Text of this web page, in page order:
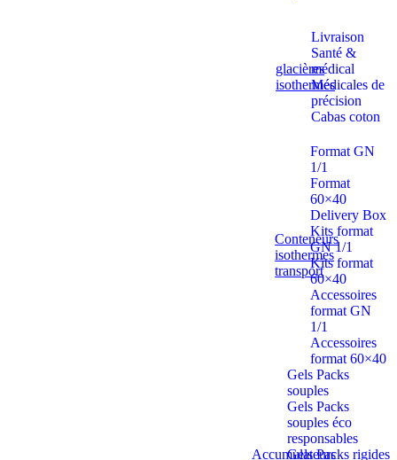
glacières
isothermes
Livraison
Santé &
médical
Médicales de
précision
Cabas coton
Conteneurs
isothermes
transport
Format GN
1/1
Format
60×40
Delivery Box
Kits format
GN 1/1
Kits format
60×40
Accessoires
format GN
1/1
Accessoires
format 60×40
Accumulateurs
Gels Packs
souples
Gels Packs
souples éco
responsables
Gels Packs rigides